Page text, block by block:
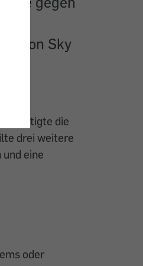
von Sky
bestätigte die
drei weitere
eine
oder